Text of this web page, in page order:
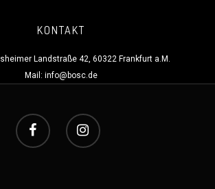
Mail:info@bosc.de